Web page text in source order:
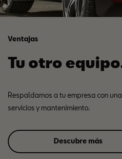
Ventajas
Tu otro
Respaldamos a tu empresa con
servicios y mantenimiento.
Descubre más